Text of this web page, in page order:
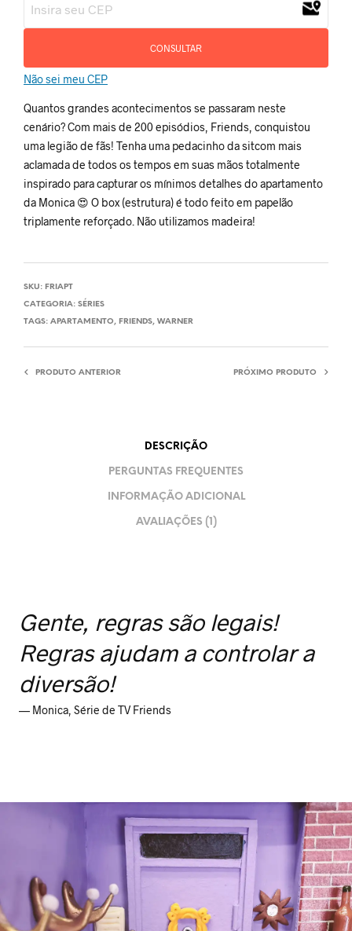
CONSULTAR
Não sei meu CEP
Quantos grandes acontecimentos se passaram neste
cenário? Com mais de 200 episódios, Friends, conquistou
uma legião de fãs! Tenha uma pedacinho da sitcom mais
aclamada de todos os tempos em suas mãos totalmente
inspirado para capturar os mínimos detalhes do apartamento
da Monica 😍 O box (estrutura) é todo feito em papelão
triplamente reforçado. Não utilizamos madeira!
SKU: FRIAPT
CATEGORIA: SÉRIES
TAGS: APARTAMENTO, FRIENDS, WARNER
PRODUTO ANTERIOR PRÓXIMO PRODUTO
DESCRIÇÃO
PERGUNTAS FREQUENTES
INFORMAÇÃO ADICIONAL
AVALIAÇÕES (1)
Gente, regras são legais!
Regras ajudam a controlar a
diversão!
— Monica, Série de TV Friends